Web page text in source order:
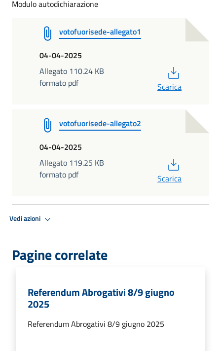
Modulo autodichiarazione
votofuorisede-allegato1
04-04-2025
Allegato 110.24 KB
formato pdf
Scarica
votofuorisede-allegato2
04-04-2025
Allegato 119.25 KB
formato pdf
Scarica
Vedi azioni
Pagine correlate
Referendum Abrogativi 8/9 giugno
2025
Referendum Abrogativi 8/9 giugno 2025